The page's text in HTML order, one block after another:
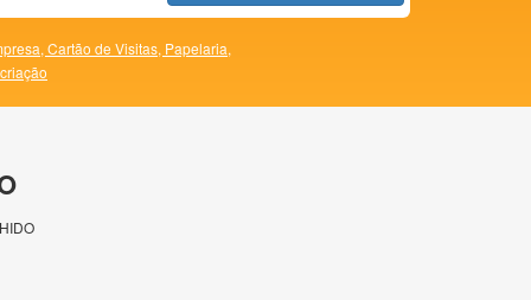
Cartão de Visitas, Papelaria,